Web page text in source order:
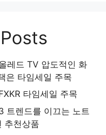
레드 TV 압도적인 화
은 타임세일 주목
타임세일 주목
트렌드를 이끄는 노트
추천상품